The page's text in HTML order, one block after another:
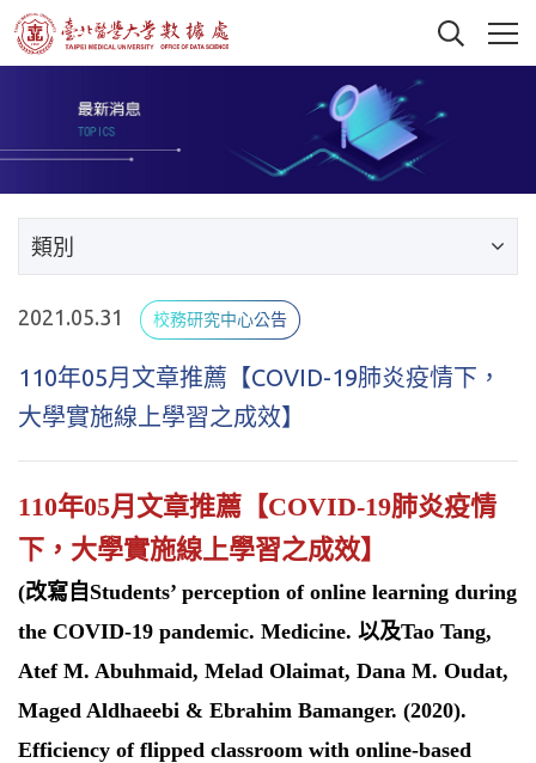
類別
2021.05.31 校務研究中心公告
110年05月文章推薦【COVID-19肺炎疫情下，
大學實施線上學習之成效】
110年05月文章推薦【COVID-19肺炎疫情
下，大學實施線上學習之成效】
(改寫自Students’ perception of online learning during
the COVID-19 pandemic. Medicine. 以及Tao Tang,
Atef M. Abuhmaid, Melad Olaimat, Dana M. Oudat,
Maged Aldhaeebi & Ebrahim Bamanger. (2020).
Efficiency of flipped classroom with online-based